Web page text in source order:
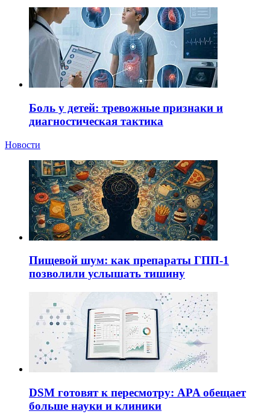
Боль у детей: тревожные признаки и
диагностическая тактика
Новости
Пищевой шум: как препараты ГПП-1
позволили услышать тишину
DSM готовят к пересмотру: APA обещает
больше науки и клиники